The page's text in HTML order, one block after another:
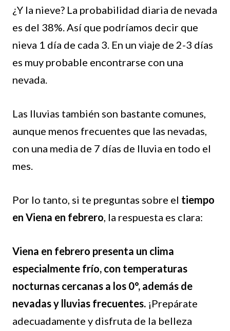
¿Y la nieve? La probabilidad diaria de nevada
es del 38%. Así que podríamos decir que
nieva 1 día de cada 3. En un viaje de 2-3 días
es muy probable encontrarse con una
nevada.
Las lluvias también son bastante comunes,
aunque menos frecuentes que las nevadas,
con una media de 7 días de lluvia en todo el
mes.
Por lo tanto, si te preguntas sobre el tiempo
en Viena en febrero , la respuesta es clara:
Viena en febrero presenta un clima
especialmente frío, con temperaturas
nocturnas cercanas a los 0°, además de
nevadas y lluvias frecuentes. ¡Prepárate
adecuadamente y disfruta de la belleza